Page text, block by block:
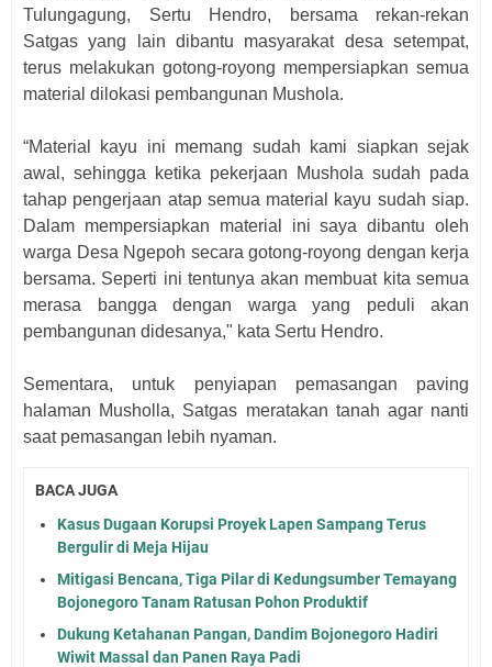
Tulungagung, Sertu Hendro, bersama rekan-rekan
Satgas yang lain dibantu masyarakat desa setempat,
terus melakukan gotong-royong mempersiapkan semua
material dilokasi pembangunan Mushola.
“Material kayu ini memang sudah kami siapkan sejak
awal, sehingga ketika pekerjaan Mushola sudah pada
tahap pengerjaan atap semua material kayu sudah siap.
Dalam mempersiapkan material ini saya dibantu oleh
warga Desa Ngepoh secara gotong-royong dengan kerja
bersama. Seperti ini tentunya akan membuat kita semua
merasa bangga dengan warga yang peduli akan
pembangunan didesanya," kata Sertu Hendro.
Sementara, untuk penyiapan pemasangan paving
halaman Musholla, Satgas meratakan tanah agar nanti
saat pemasangan lebih nyaman.
BACA JUGA
Kasus Dugaan Korupsi Proyek Lapen Sampang Terus
Bergulir di Meja Hijau
Mitigasi Bencana, Tiga Pilar di Kedungsumber Temayang
Bojonegoro Tanam Ratusan Pohon Produktif
Dukung Ketahanan Pangan, Dandim Bojonegoro Hadiri
Wiwit Massal dan Panen Raya Padi